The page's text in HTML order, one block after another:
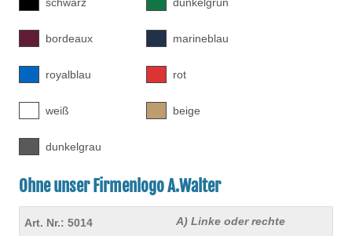
schwarz dunkelgrün
bordeaux marineblau
royalblau rot
weiß beige
dunkelgrau
Ohne unser Firmenlogo A.Walter
A) Linke oder rechte